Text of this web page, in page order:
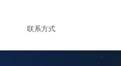
联系方式